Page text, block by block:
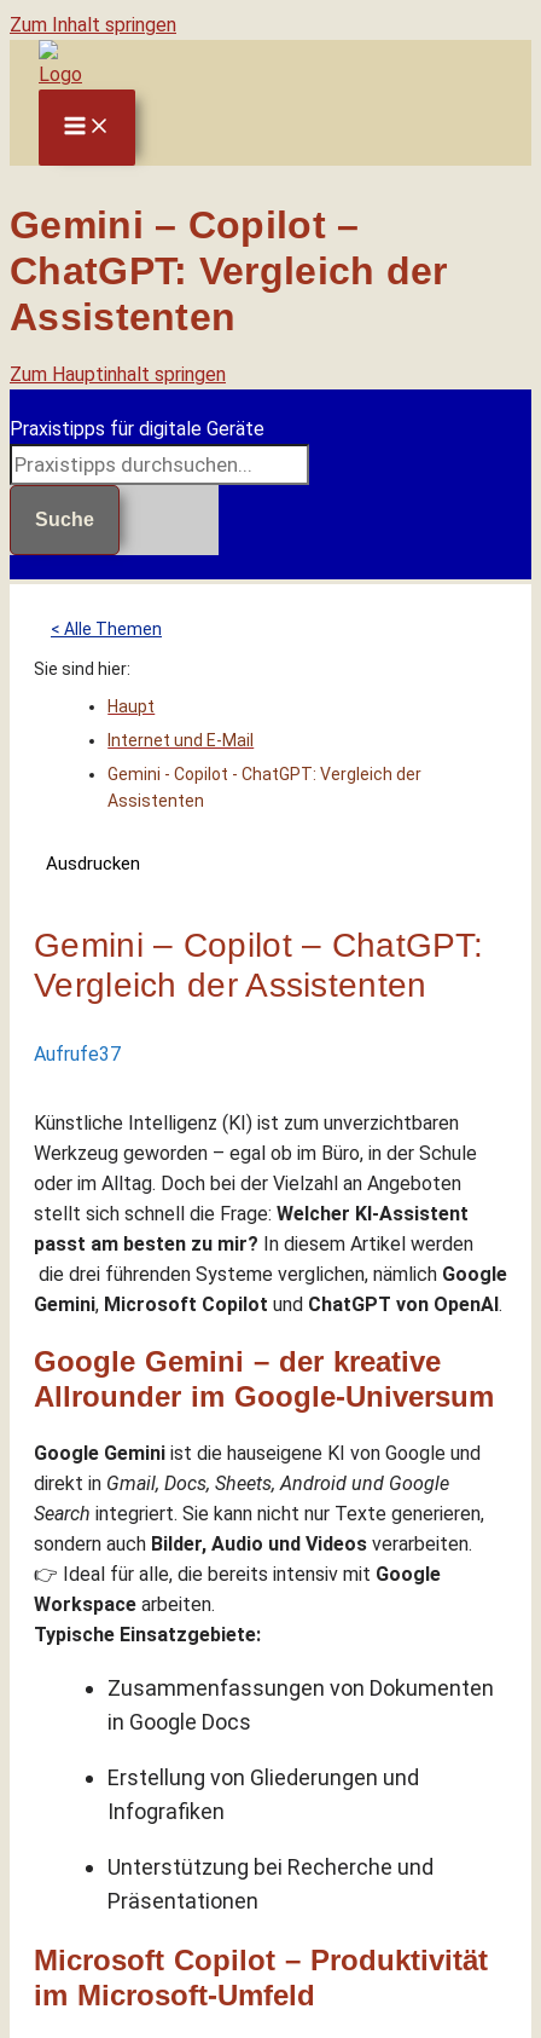
Zum Inhalt springen
Gemini – Copilot –
ChatGPT: Vergleich der
Assistenten
Zum Hauptinhalt springen
Praxistipps für digitale Geräte
Suche
< Alle Themen
Sie sind hier:
Haupt
Internet und E-Mail
Gemini - Copilot - ChatGPT: Vergleich der
Assistenten
Ausdrucken
Gemini – Copilot – ChatGPT:
Vergleich der Assistenten
Aufrufe37
Künstliche Intelligenz (KI) ist zum unverzichtbaren
Werkzeug geworden – egal ob im Büro, in der Schule
oder im Alltag. Doch bei der Vielzahl an Angeboten
stellt sich schnell die Frage: Welcher KI-Assistent
passt am besten zu mir? In diesem Artikel werden
die drei führenden Systeme verglichen, nämlich Google
Gemini, Microsoft Copilot und ChatGPT von OpenAI .
Google Gemini – der kreative
Allrounder im Google-Universum
Google Gemini ist die hauseigene KI von Google und
direkt in Gmail, Docs, Sheets, Android und Google
Search integriert. Sie kann nicht nur Texte generieren,
sondern auch Bilder, Audio und Videos verarbeiten.
👉 Ideal für alle, die bereits intensiv mit Google
Workspace arbeiten.
Typische Einsatzgebiete:
Zusammenfassungen von Dokumenten
in Google Docs
Erstellung von Gliederungen und
Infografiken
Unterstützung bei Recherche und
Präsentationen
Microsoft Copilot – Produktivität
im Microsoft-Umfeld